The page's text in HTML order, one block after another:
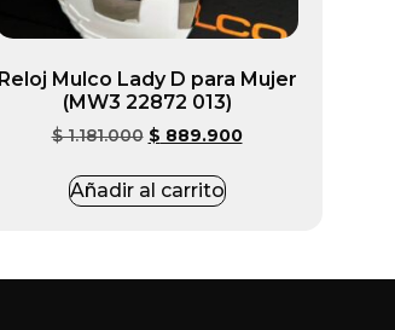
Reloj Mulco Lady D para Mujer
(MW3 22872 013)
$1.181.000 $ 889.900
Añadir al carrito